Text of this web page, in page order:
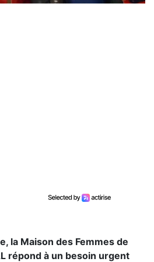
la Maison des Femmes de
répond à un besoin urgent